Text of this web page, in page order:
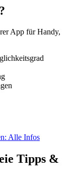
App für Handy,
Alle Infos
Tipps &